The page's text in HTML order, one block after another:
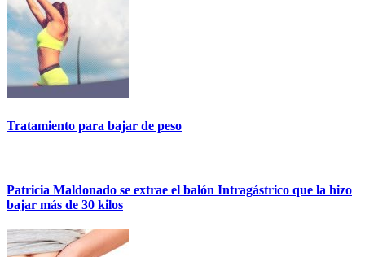
Tratamiento para bajar de peso
Patricia Maldonado se extrae el balón Intragástrico que la hizo
bajar más de 30 kilos